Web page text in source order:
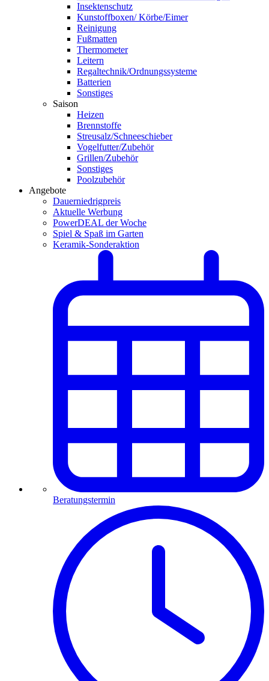
Insektenschutz
Kunstoffboxen/ Körbe/Eimer
Reinigung
Fußmatten
Thermometer
Leitern
Regaltechnik/Ordnungssysteme
Batterien
Sonstiges
Saison
Heizen
Brennstoffe
Streusalz/Schneeschieber
Vogelfutter/Zubehör
Grillen/Zubehör
Sonstiges
Poolzubehör
Angebote
Dauerniedrigpreis
Aktuelle Werbung
PowerDEAL der Woche
Spiel & Spaß im Garten
Keramik-Sonderaktion
Beratungstermin